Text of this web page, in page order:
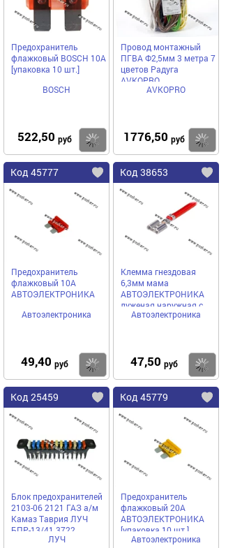
Предохранитель
флажковый BOSCH 10A
[упаковка 10 шт.]
BOSCH
522,50 руб Купить
Провод монтажный
ПГВА Ф2,5мм 3 метра 7
цветов Радуга
AVKOPRO
AVKOPRO
1776,50 руб
Код 45777
Предохранитель
флажковый 10A
АВТОЭЛЕКТРОНИКА
Автоэлектроника
49,40 руб Купить
Код 38653
Клемма гнездовая
6,3мм мама
АВТОЭЛЕКТРОНИКА
луженая наружная с
проводом 2,50 мм
Автоэлектроника
47,50 руб
Код 25459
Блок предохранителей
2103-06 2121 ГАЗ а/м
Камаз Таврия ЛУЧ
БПР-13/41.3722
большой с пред-ми
ЛУЧ
Код 45779
Предохранитель
флажковый 20A
АВТОЭЛЕКТРОНИКА
[упаковка 10 шт.]
Автоэлектроника